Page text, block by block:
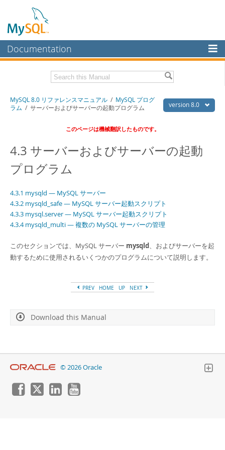
Documentation
MySQL Enterprise
Workbench
Connectors
More
MySQL.com
Downloads
Developer Zone
Download this Manual version 8.0
MySQL 8.0 リファレンスマニュアル / MySQL プログ
ラム / サーバーおよびサーバーの起動プログラム
このページは機械翻訳したものです。
4.3 サーバーおよびサーバーの起動
プログラム
4.3.1 mysqld — MySQL サーバー
4.3.2 mysqld_safe — MySQL サーバー起動スクリプト
4.3.3 mysql.server — MySQL サーバー起動スクリプト
4.3.4 mysqld_multi — 複数の MySQL サーバーの管理
このセクションでは、MySQL サーバー mysqld、およびサーバーを起
動するために使用されるいくつかのプログラムについて説明します。
PREV HOME UP NEXT
Download this Manual
© 2026 Oracle